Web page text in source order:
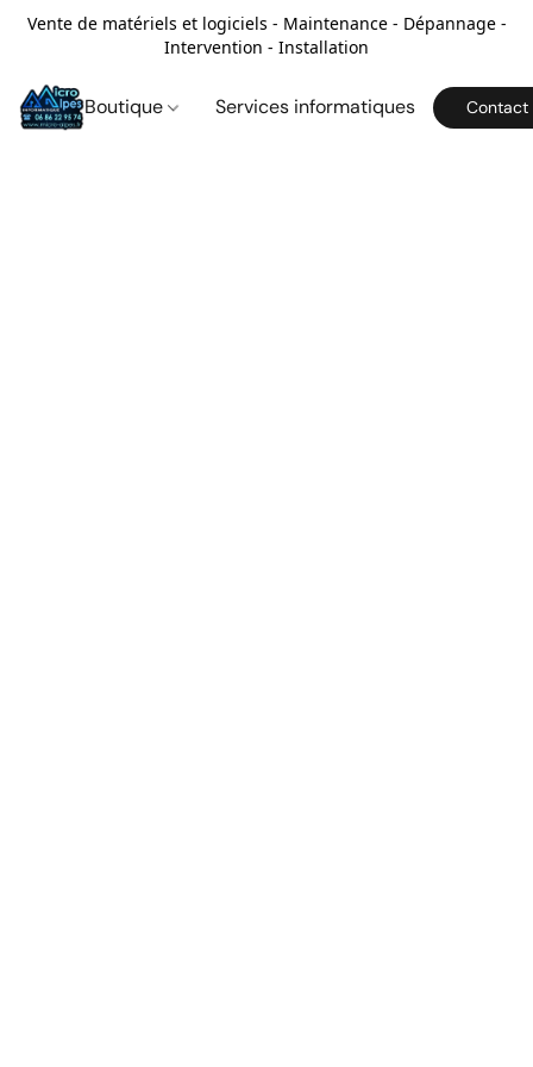
Vente de matériels et logiciels - Maintenance - Dépannage -
Intervention - Installation
Boutique Services informatiques Contact